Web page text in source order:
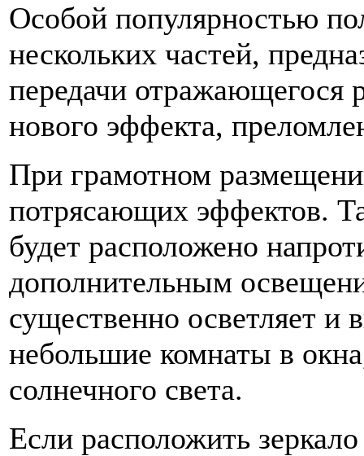
Особой популярностью
нескольких частей,
передачи отражающегося
нового эффекта,
При грамотном
потрясающих эффектов.
будет расположено
дополнительным
существенно осветляет и
небольшие комнаты в
солнечного света.
Если расположить